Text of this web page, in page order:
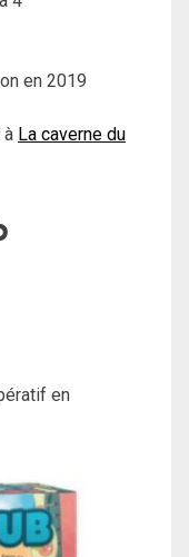
en 2019
à La caverne du
en